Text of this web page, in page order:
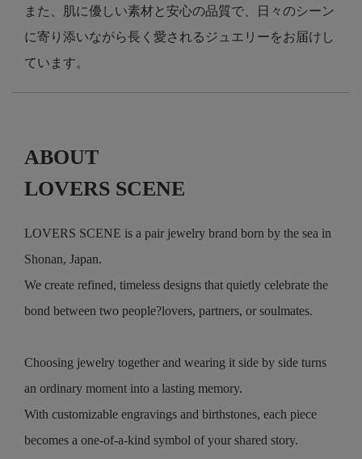
また、肌に優しい素材と安心の品質で、日々のシーン
に寄り添いながら長く愛されるジュエリーをお届けし
ています。
ABOUT
LOVERS SCENE
LOVERS SCENE is a pair jewelry brand born by the sea in
Shonan, Japan.
We create refined, timeless designs that quietly celebrate the
bond between two people?lovers, partners, or soulmates.
Choosing jewelry together and wearing it side by side turns
an ordinary moment into a lasting memory.
With customizable engravings and birthstones, each piece
becomes a one-of-a-kind symbol of your shared story.